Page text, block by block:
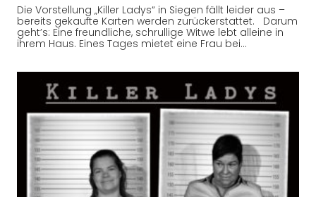
Die Vorstellung „Killer Ladys“ in Siegen fällt leider aus –
bereits gekaufte Karten werden zurückerstattet. Darum
geht’s: Eine freundliche, schrullige Witwe lebt alleine in
ihrem Haus. Eines Tages mietet eine Frau bei…